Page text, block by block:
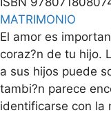
MATRIMONIO
El amor es
coraz?n de tu hijo.
a sus hijos puede
tambi?n parece
identificarse con la